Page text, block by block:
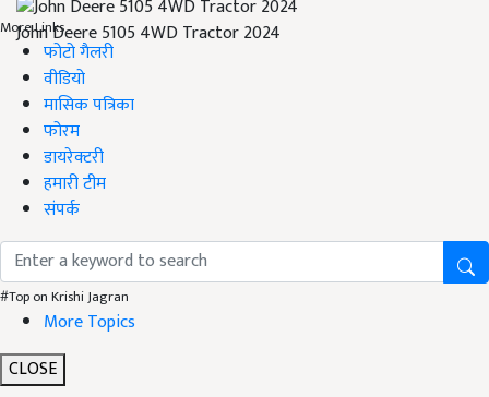
More Links
फोटो गैलरी
वीडियो
मासिक पत्रिका
फोरम
डायरेक्टरी
हमारी टीम
संपर्क
#Top on Krishi Jagran
More Topics
CLOSE
John Deere 5105 4WD Tractor 2024